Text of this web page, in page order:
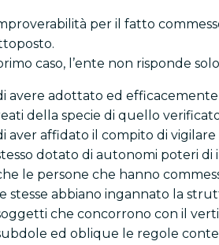
per il fatto
caso, l’ente non risponde
avere adottato ed
della specie di quello
aver affidato il compito di
dotato di autonomi poteri di
le persone che hanno
le stesse abbiano ingannato la
che concorrono con il
ed oblique le regole